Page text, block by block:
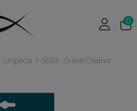
0
Limpieza
SERA - Gravel Cleaner